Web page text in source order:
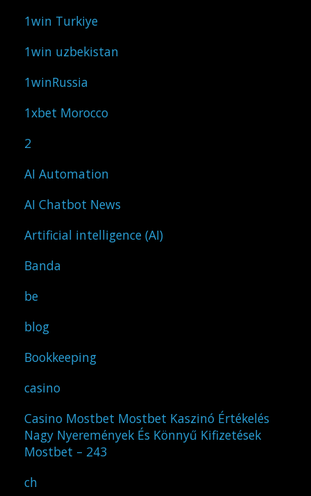
1win Turkiye
1win uzbekistan
1winRussia
1xbet Morocco
2
AI Automation
AI Chatbot News
Artificial intelligence (AI)
Banda
be
blog
Bookkeeping
casino
Casino Mostbet Mostbet Kaszinó Értékelés
Nagy Nyeremények És Könnyű Kifizetések
Mostbet – 243
ch